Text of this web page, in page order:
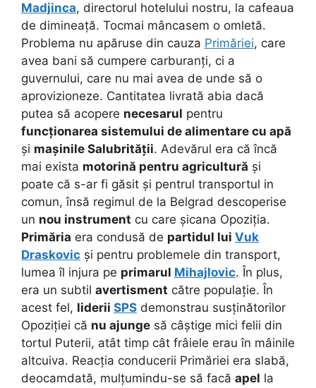
Madjinca, directorul hotelului nostru, la cafeaua
de dimineață. Tocmai mâncasem o omletă.
Problema nu apăruse din cauza Primăriei, care
avea bani să cumpere carburanți, ci a
guvernului, care nu mai avea de unde să o
aprovizioneze. Cantitatea livrată abia dacă
putea să acopere necesarul pentru
funcționarea sistemului de alimentare cu apă
și mașinile Salubrității. Adevărul era că încă
mai exista motorină pentru agricultură și
poate că s-ar fi găsit și pentrul transportul in
comun, însă regimul de la Belgrad descoperise
un nou instrument cu care șicana Opoziția.
Primăria era condusă de partidul lui Vuk
Draskovic și pentru problemele din transport,
lumea îl injura pe primarul Mihajlovic. În plus,
era un subtil avertisment către populație. În
acest fel, liderii SPS demonstrau susținătorilor
Opoziției că nu ajunge să câștige mici felii din
tortul Puterii, atât timp cât frâiele erau în mâinile
altcuiva. Reacția conducerii Primăriei era slabă,
deocamdată, mulțumindu-se să facă apel la